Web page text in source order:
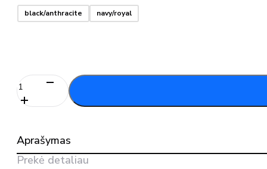
black/anthracite navy/royal
produkto
kiekis:
Marškinėliai
medvilnės
50301-
Aprašymas
Prekė detaliau